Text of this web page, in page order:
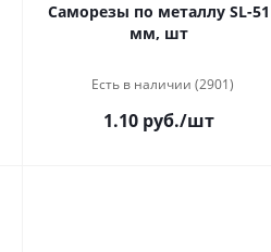
Саморезы по металлу SL-51
мм, шт
Есть в наличии (2901)
1.10 руб./шт